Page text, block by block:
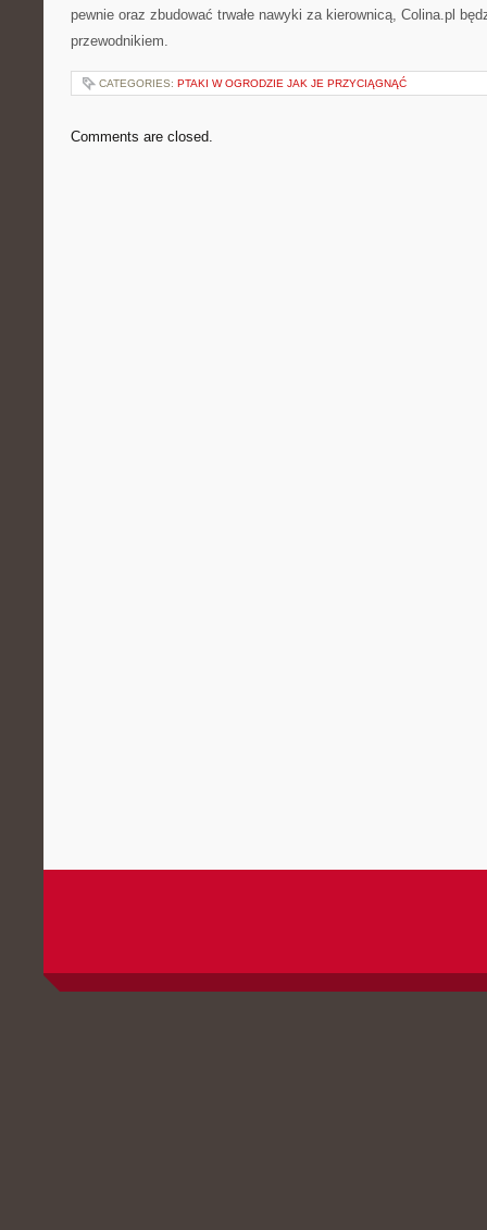
pewnie oraz zbudować trwałe nawyki za kierownicą, Colina.pl
przewodnikiem.
CATEGORIES: PTAKI W OGRODZIE JAK JE PRZYCIĄGNĄĆ
Comments are closed.